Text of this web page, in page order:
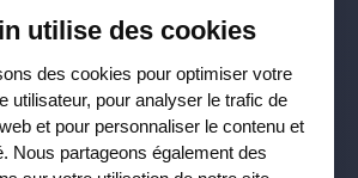
e de nos
suivez-nous sur
,X,LinkedIn&
utilise des cookies
des cookies pour optimiser votre
utilisateur, pour analyser le trafic de
et pour personnaliser le contenu et
Nous partageons également des